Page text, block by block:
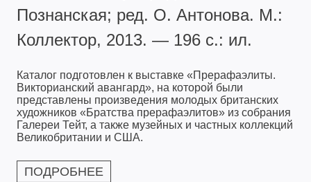
Познанская; ред. О. Антонова. М.:
Коллектор, 2013. — 196 с.: ил.
Каталог подготовлен к выставке «Прерафаэлиты.
Викторианский авангард», на которой были
представлены произведения молодых британских
художников «Братства прерафаэлитов» из собрания
Галереи Тейт, а также музейных и частных коллекций
Великобритании и США.
ПОДРОБНЕЕ